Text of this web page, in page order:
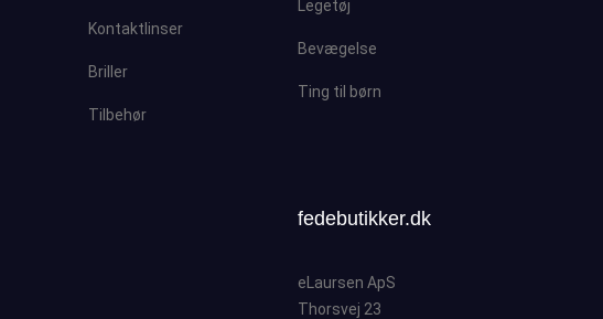
Kontaktlinser
Briller
Tilbehør
Legetøj
Bevægelse
Ting til børn
fedebutikker.dk
eLaursen ApS
Thorsvej 23